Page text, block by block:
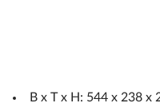
B x T x H: 544 x 238 x